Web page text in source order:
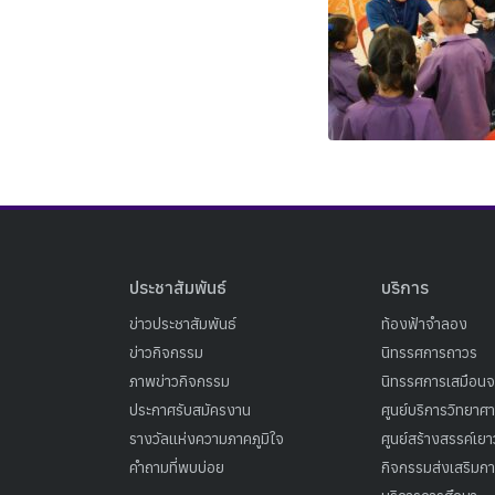
ประชาสัมพันธ์
ข่าวประชาสัมพันธ์
ข่าวกิจกรรม
ภาพข่าวกิจกรรม
ประกาศรับสมัครงาน
รางวัลแห่งความภาคภูมิใจ
คำถามที่พบบ่อย
บริการ
ท้องฟ้าจำลอง
นิทรรศการถาวร
นิทรรศการเสมือน
ศูนย์บริการวิทยาศ
ศูนย์สร้างสรรค์เย
กิจกรรมส่งเสริมก